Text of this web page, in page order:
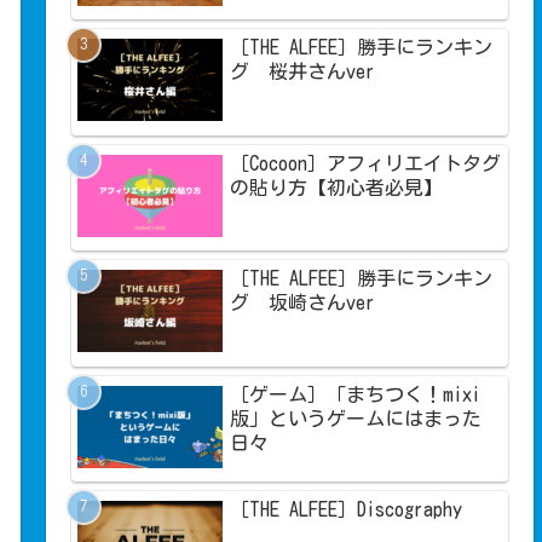
［THE ALFEE］勝手にランキン
グ 桜井さんver
［Cocoon］アフィリエイトタグ
の貼り方【初心者必見】
［THE ALFEE］勝手にランキン
グ 坂崎さんver
［ゲーム］「まちつく！mixi
版」というゲームにはまった
日々
［THE ALFEE］Discography